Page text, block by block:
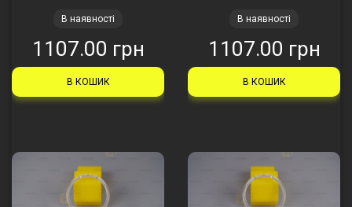
В наявності
1107.00 грн
В КОШИК
В наявності
1107.00 грн
В КОШИК